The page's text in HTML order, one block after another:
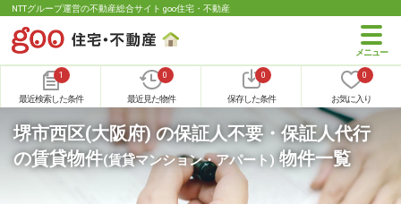
NTTグループ運営の不動産総合サイト goo住宅・不動産
1
最近検索した条件
0
最近見た物件
0
保存した条件
0
お気に入り
堺市西区(大阪府) の保証人不要・保証人代行
の賃貸物件(賃貸マンション・アパート) 物件一覧